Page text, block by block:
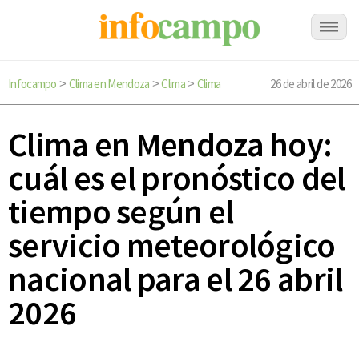
Infocampo > Clima en Mendoza >Clima> Clima 26 de abril de 2026
Clima en Mendoza hoy:
cuál es el pronóstico del
tiempo según el
servicio meteorológico
nacional para el 26 abril
2026